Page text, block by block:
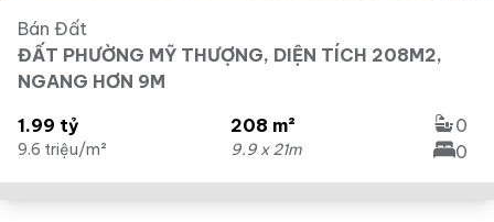
Bán Đất
ĐẤT PHƯỜNG MỸ THƯỢNG, DIỆN TÍCH 208M2,
NGANG HƠN 9M
1.99 tỷ
9.6 triệu/m²
208 m²
9.9 x 21m
0
0